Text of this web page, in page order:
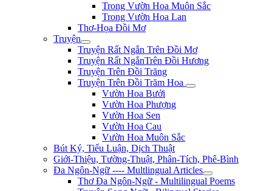
Trong Vườn Hoa Muôn Sắc
Trong Vườn Hoa Lan
Thơ-Họa Đồi Mơ
Truyện
Truyện Rất Ngắn Trên Đồi Mơ
Truyện Rất NgắnTrên Đồi Hương
Truyện Trên Đồi Trăng
Truyện Trên Đồi Trăm Hoa
Vườn Hoa Bưởi
Vườn Hoa Phượng
Vườn Hoa Sen
Vườn Hoa Cau
Vườn Hoa Muôn Sắc
Bút Ký, Tiểu Luận, Dịch Thuật
Giới-Thiệu, Tường-Thuật, Phân-Tích, Phê-Bình
Đa Ngôn-Ngữ ---- Multlingual Articles
Thơ Đa Ngôn-Ngữ - Multilingual Poems